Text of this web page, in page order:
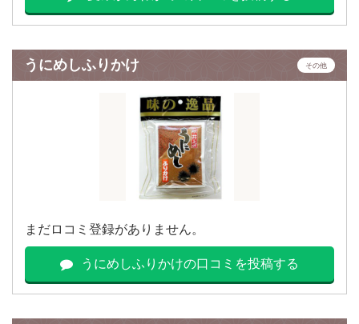
うにめしふりかけ その他
まだロコミ登録がありません。
うにめしふりかけの口コミを投稿する